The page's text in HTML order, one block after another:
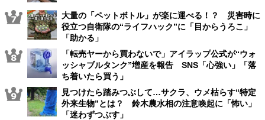
大量の「ペットボトル」が楽に運べる！？ 災害時に
役立つ自衛隊の“ライフハック”に「目からうろこ」
「助かる」
「転売ヤーから買わないで」アイラップ公式が“ウォ
ッシャブルタンク”増産を報告 SNS「心強い」「落
ち着いたら買う」
見つけたら踏みつぶして…サクラ、ウメ枯らす“特定
外来生物”とは？ 鈴木農水相の注意喚起に「怖い」
「迷わずつぶす」